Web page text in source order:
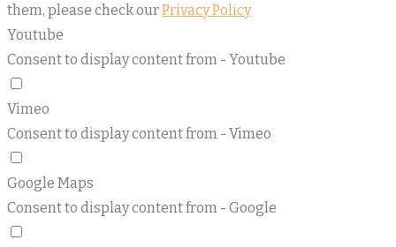
them, please check ourPrivacy Policy
Youtube
Consent to display content from - Youtube
Vimeo
Consent to display content from - Vimeo
Google Maps
Consent to display content from - Google